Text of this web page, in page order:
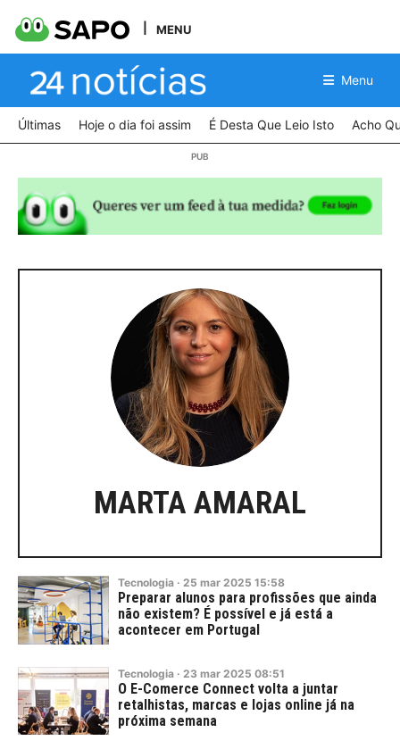
MENU
Menu
Últimas Hoje o dia foi assim É Desta Que Leio Isto Acho
MARTA AMARAL
Tecnologia · 25 mar 2025 15:58
Preparar alunos para profissões que ainda
não existem? É possível e já está a
acontecer em Portugal
Tecnologia · 23 mar 2025 08:51
O E-Comerce Connect volta a juntar
retalhistas, marcas e lojas online já na
próxima semana